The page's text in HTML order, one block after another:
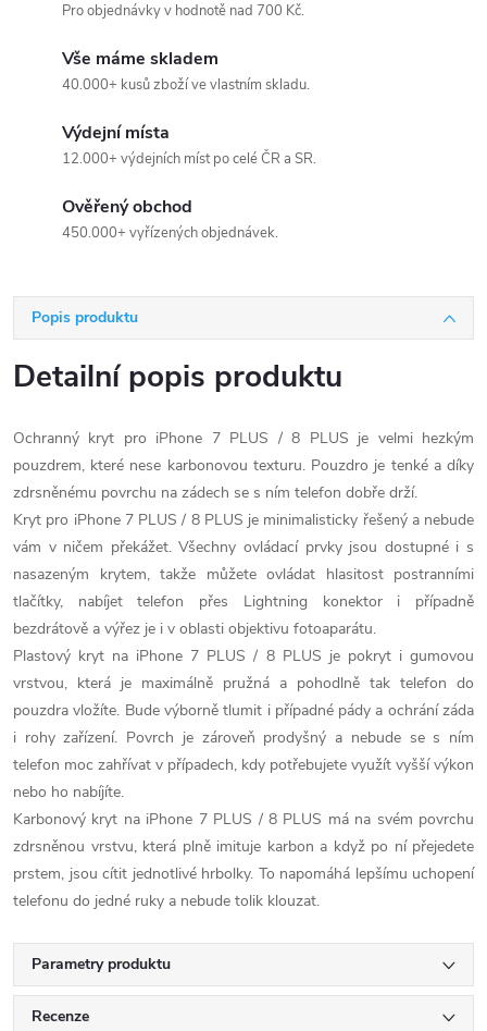
Pro objednávky v hodnotě nad 700 Kč.
Vše máme skladem
40.000+ kusů zboží ve vlastním skladu.
Výdejní místa
12.000+ výdejních míst po celé ČR a SR.
Ověřený obchod
450.000+ vyřízených objednávek.
Popis produktu
Detailní popis produktu
Ochranný kryt pro iPhone 7 PLUS / 8 PLUS je velmi hezkým
pouzdrem, které nese karbonovou texturu. Pouzdro je tenké a díky
zdrsněnému povrchu na zádech se s ním telefon dobře drží.
Kryt pro iPhone 7 PLUS / 8 PLUS je minimalisticky řešený a nebude
vám v ničem překážet. Všechny ovládací prvky jsou dostupné i s
nasazeným krytem, takže můžete ovládat hlasitost postranními
tlačítky, nabíjet telefon přes Lightning konektor i případně
bezdrátově a výřez je i v oblasti objektivu fotoaparátu.
Plastový kryt na iPhone 7 PLUS / 8 PLUS je pokryt i gumovou
vrstvou, která je maximálně pružná a pohodlně tak telefon do
pouzdra vložíte. Bude výborně tlumit i případné pády a ochrání záda
i rohy zařízení. Povrch je zároveň prodyšný a nebude se s ním
telefon moc zahřívat v případech, kdy potřebujete využít vyšší výkon
nebo ho nabíjíte.
Karbonový kryt na iPhone 7 PLUS / 8 PLUS má na svém povrchu
zdrsněnou vrstvu, která plně imituje karbon a když po ní přejedete
prstem, jsou cítit jednotlivé hrbolky. To napomáhá lepšímu uchopení
telefonu do jedné ruky a nebude tolik klouzat.
Parametry produktu
Recenze